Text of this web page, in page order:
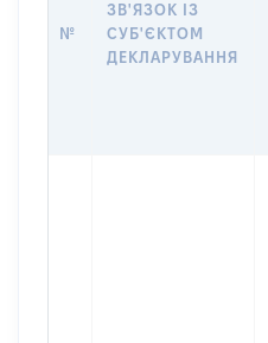
№
ЗВ'ЯЗОК ІЗ
СУБ'ЄКТОМ
ДЕКЛАРУВАННЯ